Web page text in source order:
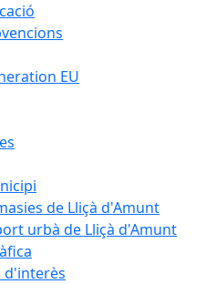
EU
de Lliçà d'Amunt
urbà de Lliçà d'Amunt
d'interès